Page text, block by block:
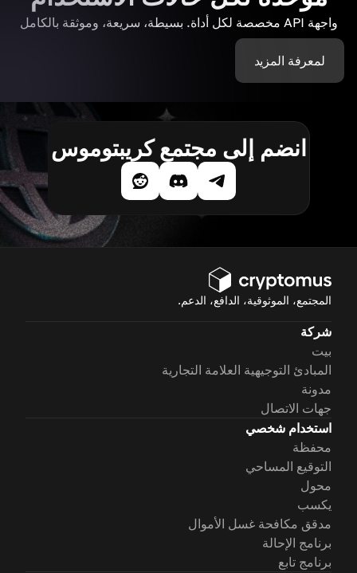
واجهة API مخصصة لكل أداة. بسيطة، سريعة، وموثقة بالكامل
لمعرفة المزيد
انضم إلى مجتمع كريبتوموس
المجتمع، الموثوقية، الدافع، الدعم.
شركة
بيت
المبادئ التوجيهية العلامة التجارية
مدونة
جهات الاتصال
استخدام شخصي
محفظة
التوقيع المساحي
محول
يكسب
مدقق مكافحة غسل الأموال
برنامج الإحالة
برنامج تابع